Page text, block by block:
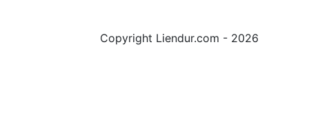
Copyright Liendur.com - 2026